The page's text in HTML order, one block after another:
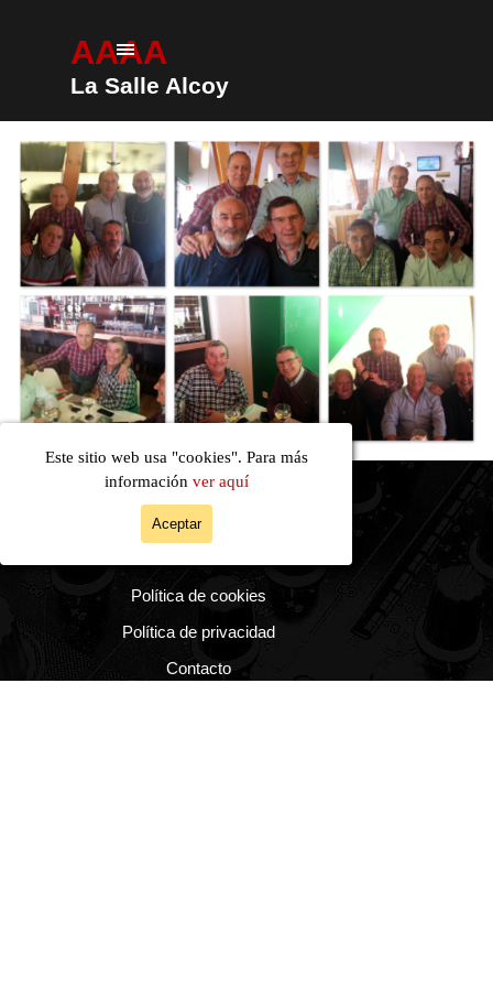
Este sitio web usa "cookies". Para más
información ver aquí
Aceptar
AAAA
Saltar menú
La Salle Alcoy
AAAA
La Salle Alcoy
Política de cookies
Política de privacidad
Contacto